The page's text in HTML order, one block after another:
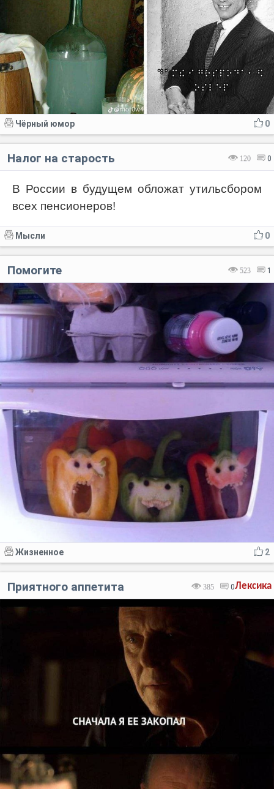
0
Чёрный юмор
120 0
Налог на старость
В России в будущем обложат утильсбором
всех пенсионеров!
0
Мысли
523 1
Помогите
2
Жизненное
Лексика
385 0
Приятного аппетита